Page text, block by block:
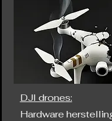
DJI drones:
Hardware